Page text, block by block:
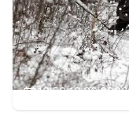
12:52 19.02.2026